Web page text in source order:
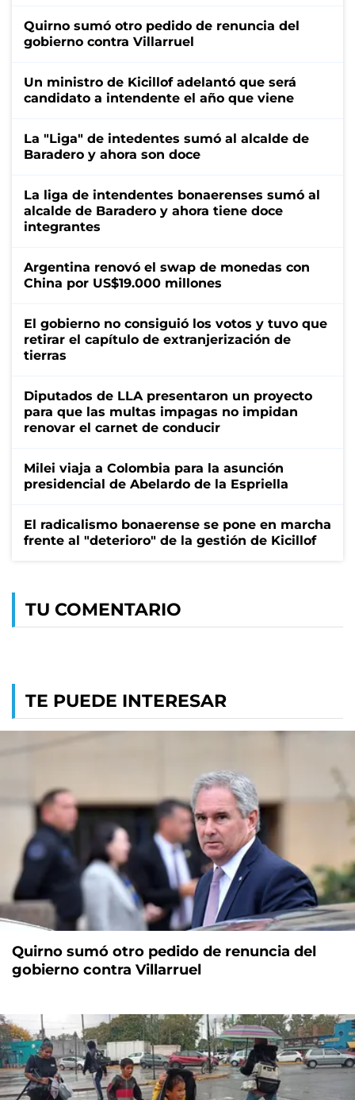
Quirno sumó otro pedido de renuncia del
gobierno contra Villarruel
Un ministro de Kicillof adelantó que será
candidato a intendente el año que viene
La "Liga" de intedentes sumó al alcalde de
Baradero y ahora son doce
La liga de intendentes bonaerenses sumó al
alcalde de Baradero y ahora tiene doce
integrantes
Argentina renovó el swap de monedas con
China por US$19.000 millones
El gobierno no consiguió los votos y tuvo que
retirar el capítulo de extranjerización de
tierras
Diputados de LLA presentaron un proyecto
para que las multas impagas no impidan
renovar el carnet de conducir
Milei viaja a Colombia para la asunción
presidencial de Abelardo de la Espriella
El radicalismo bonaerense se pone en marcha
frente al "deterioro" de la gestión de Kicillof
TU COMENTARIO
TE PUEDE INTERESAR
Quirno sumó otro pedido de renuncia del
gobierno contra Villarruel